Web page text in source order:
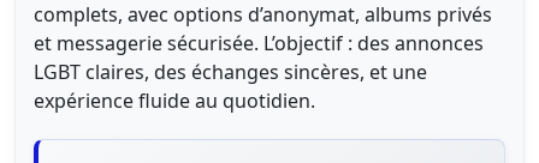
complets, avec options d’anonymat, albums privés
et messagerie sécurisée. L’objectif : des annonces
LGBT claires, des échanges sincères, et une
expérience fluide au quotidien.